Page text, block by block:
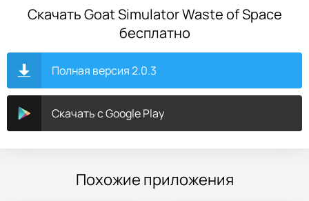
Скачать Goat Simulator Waste of Space
бесплатно
Полная версия 2.0.3
Скачать с Google Play
Похожие приложения